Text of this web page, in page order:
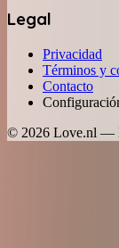
Legal
Privacidad
Términos y
Contacto
© 2026 Love.nl —